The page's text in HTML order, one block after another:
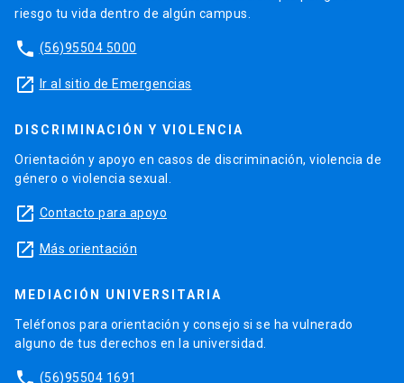
riesgo tu vida dentro de algún campus.
phone (56)95504 5000
launch Ir al sitio de Emergencias
DISCRIMINACIÓN Y VIOLENCIA
Orientación y apoyo en casos de discriminación, violencia de
género o violencia sexual.
launch Contacto para apoyo
launch Más orientación
MEDIACIÓN UNIVERSITARIA
Teléfonos para orientación y consejo si se ha vulnerado
alguno de tus derechos en la universidad.
(56)95504 1691